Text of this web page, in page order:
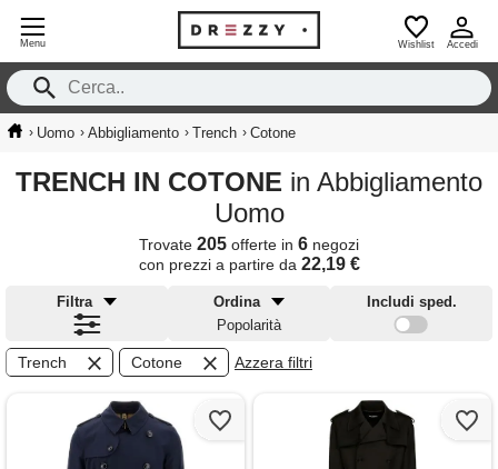
Menu Wishlist Accedi
› Uomo › Abbigliamento › Trench › Cotone
TRENCH IN COTONE in Abbigliamento
Uomo
Trovate 205 offerte in 6 negozi
con prezzi a partire da 22,19 €
Filtra
Ordina
Popolarità
Includi sped.
Trench Cotone Azzera filtri